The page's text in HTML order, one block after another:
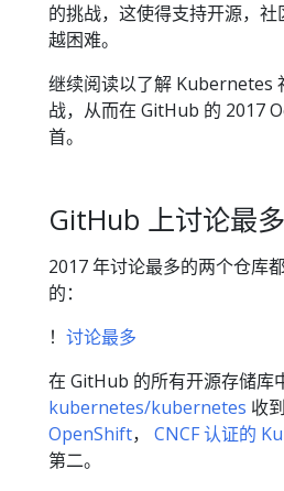
的挑战，这使得支持开源，
越困难。
继续阅读以了解 Kubernetes
战，从而在 GitHub 的 2017
首。
GitHub 上讨论最
2017 年讨论最多的两个仓库
的：
！ 讨论最多
在 GitHub 的所有开源存储库
kubernetes/kubernetes 收
OpenShift， CNCF 认证的
第二。